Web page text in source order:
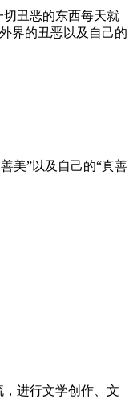
丑恶的东西每天就
界的丑恶以及自己的
美”以及自己的“真善
进行文学创作、文